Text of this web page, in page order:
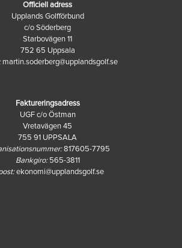
Officiell adress
Upplands Golfförbund
c/o Söderberg
Starbovägen 11
752 65 Uppsala
martin.soderberg@upplandsgolf.se
Faktureringsadress
UGF c/o Östman
Vretavägen 45
755 91 UPPSALA
817605-7795
Bankgiro:565-3811
ekonomi@upplandsgolf.se